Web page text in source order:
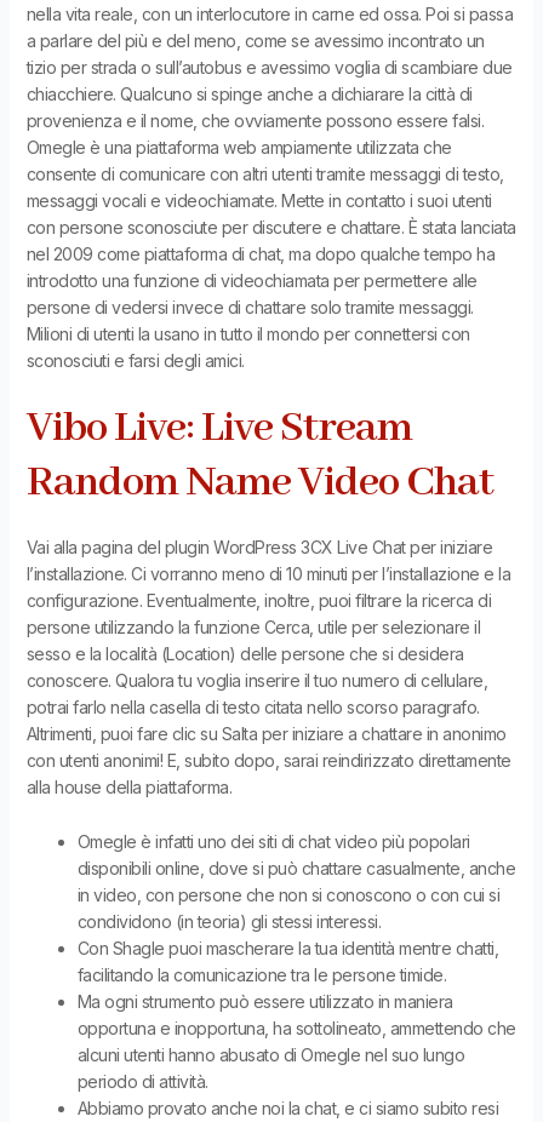
nella vita reale, con un interlocutore in carne ed ossa. Poi si passa
a parlare del più e del meno, come se avessimo incontrato un
tizio per strada o sull’autobus e avessimo voglia di scambiare due
chiacchiere. Qualcuno si spinge anche a dichiarare la città di
provenienza e il nome, che ovviamente possono essere falsi.
Omegle è una piattaforma web ampiamente utilizzata che
consente di comunicare con altri utenti tramite messaggi di testo,
messaggi vocali e videochiamate. Mette in contatto i suoi utenti
con persone sconosciute per discutere e chattare. È stata lanciata
nel 2009 come piattaforma di chat, ma dopo qualche tempo ha
introdotto una funzione di videochiamata per permettere alle
persone di vedersi invece di chattare solo tramite messaggi.
Milioni di utenti la usano in tutto il mondo per connettersi con
sconosciuti e farsi degli amici.
Vibo Live: Live Stream
Random Name Video Chat
Vai alla pagina del plugin WordPress 3CX Live Chat per iniziare
l’installazione. Ci vorranno meno di 10 minuti per l’installazione e la
configurazione. Eventualmente, inoltre, puoi filtrare la ricerca di
persone utilizzando la funzione Cerca, utile per selezionare il
sesso e la località (Location) delle persone che si desidera
conoscere. Qualora tu voglia inserire il tuo numero di cellulare,
potrai farlo nella casella di testo citata nello scorso paragrafo.
Altrimenti, puoi fare clic su Salta per iniziare a chattare in anonimo
con utenti anonimi! E, subito dopo, sarai reindirizzato direttamente
alla house della piattaforma.
Omegle è infatti uno dei siti di chat video più popolari
disponibili online, dove si può chattare casualmente, anche
in video, con persone che non si conoscono o con cui si
condividono (in teoria) gli stessi interessi.
Con Shagle puoi mascherare la tua identità mentre chatti,
facilitando la comunicazione tra le persone timide.
Ma ogni strumento può essere utilizzato in maniera
opportuna e inopportuna, ha sottolineato, ammettendo che
alcuni utenti hanno abusato di Omegle nel suo lungo
periodo di attività.
Abbiamo provato anche noi la chat, e ci siamo subito resi